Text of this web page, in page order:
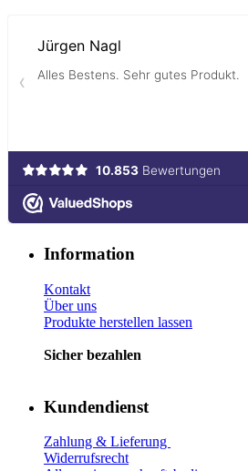
Information
Kontakt
Über uns
Produkte herstellen lassen
Sicher bezahlen
Kundendienst
Zahlung & Lieferung
Widerrufsrecht